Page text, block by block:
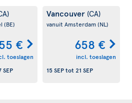
(BE)
€
toeslagen
SEP
Vancouver (CA)
vanuit Amsterdam(NL)
658 €
incl. toeslagen
15 SEPtot 21 SEP